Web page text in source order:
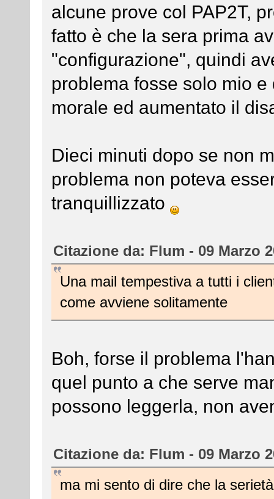
alcune prove col PAP2T,
fatto è che la sera prima
"configurazione", quindi
problema fosse solo mio
morale ed aumentato il
Dieci minuti dopo se non
problema non poteva
tranquillizzato
Citazione da: Flum - 09 Marzo
Una mail tempestiva a tutti i
come avviene solitamente
Boh, forse il problema
quel punto a che serve
possono leggerla, non
Citazione da: Flum - 09 Marzo
ma mi sento di dire che la